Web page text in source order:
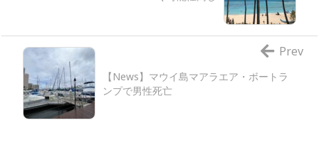
【News】マウイ島マアラエア・ボートラ
ンプで男性死亡
Prev